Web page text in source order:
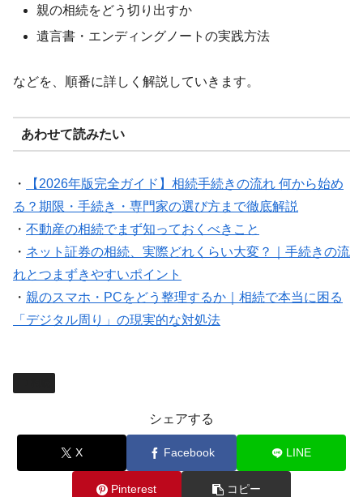
親の相続をどう切り出すか
遺言書・エンディングノートの実践方法
などを、順番に詳しく解説していきます。
あわせて読みたい
・
【2026年版完全ガイド】相続手続きの流れ 何から始め
る？期限・手続き・専門家の選び方まで徹底解説
・ 不動産の相続でまず知っておくべきこと
・ ネット証券の相続、実際どれくらい大変？｜手続きの流
れとつまずきやすいポイント
・ 親のスマホ・PCをどう整理するか｜相続で本当に困る
「デジタル周り」の現実的な対処法
シェアする
X Facebook LINE
Pinterest コピー